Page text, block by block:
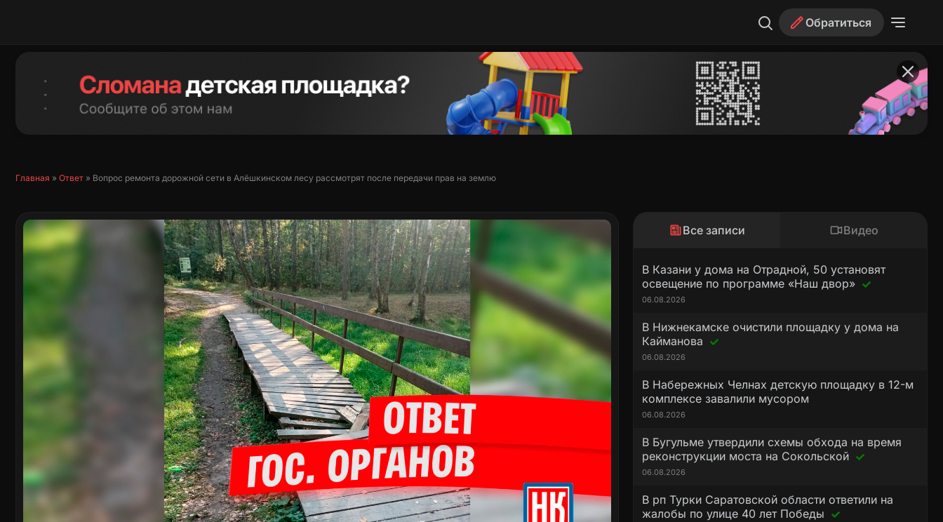
Обратиться
Главная » Ответ » Вопрос ремонта дорожной сети в Алёшкинском лесу рассмотрят после передачи прав на землю
Все записи Видео
В Казани у дома на Отрадной, 50 установят
освещение по программе «Наш двор»
06.08.2026
В Нижнекамске очистили площадку у дома на
Кайманова
06.08.2026
В Набережных Челнах детскую площадку в 12-м
комплексе завалили мусором
06.08.2026
В Бугульме утвердили схемы обхода на время
реконструкции моста на Сокольской
06.08.2026
В рп Турки Саратовской области ответили на
жалобы по улице 40 лет Победы